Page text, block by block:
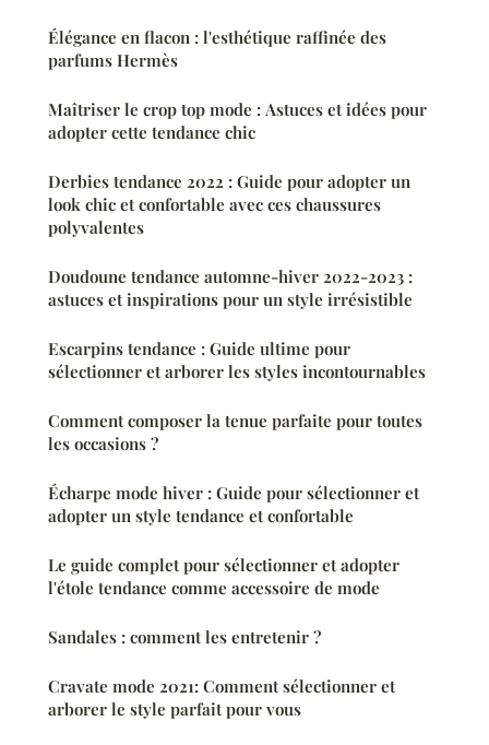
Élégance en flacon : l'esthétique raffinée des
parfums Hermès
Maîtriser le crop top mode : Astuces et idées pour
adopter cette tendance chic
Derbies tendance 2022 : Guide pour adopter un
look chic et confortable avec ces chaussures
polyvalentes
Doudoune tendance automne-hiver 2022-2023 :
astuces et inspirations pour un style irrésistible
Escarpins tendance : Guide ultime pour
sélectionner et arborer les styles incontournables
Comment composer la tenue parfaite pour toutes
les occasions ?
Écharpe mode hiver : Guide pour sélectionner et
adopter un style tendance et confortable
Le guide complet pour sélectionner et adopter
l'étole tendance comme accessoire de mode
Sandales : comment les entretenir ?
Cravate mode 2021: Comment sélectionner et
arborer le style parfait pour vous